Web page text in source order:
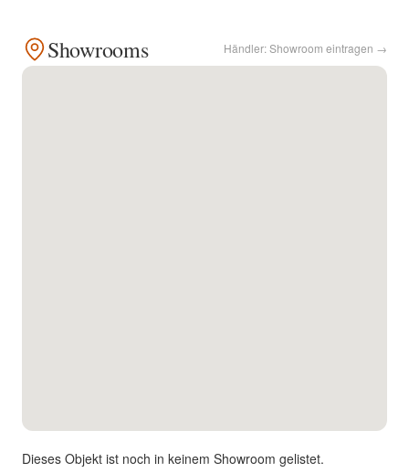
Showrooms Händler: Showroom eintragen →
Dieses Objekt ist noch in keinem Showroom gelistet.